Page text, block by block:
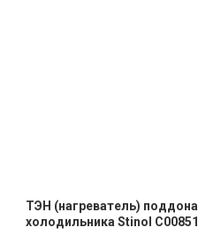
ТЭН (нагреватель)
холодильника Stinol